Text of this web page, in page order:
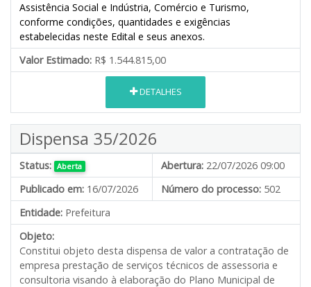
Assistência Social e Indústria, Comércio e Turismo,
conforme condições, quantidades e exigências
estabelecidas neste Edital e seus anexos.
Valor Estimado: R$ 1.544.815,00
DETALHES
Dispensa 35/2026
Status: Aberta Abertura: 22/07/2026 09:00
Publicado em: 16/07/2026 Número do processo: 502
Entidade: Prefeitura
Objeto:
Constitui objeto desta dispensa de valor a contratação de
empresa prestação de serviços técnicos de assessoria e
consultoria visando à elaboração do Plano Municipal de